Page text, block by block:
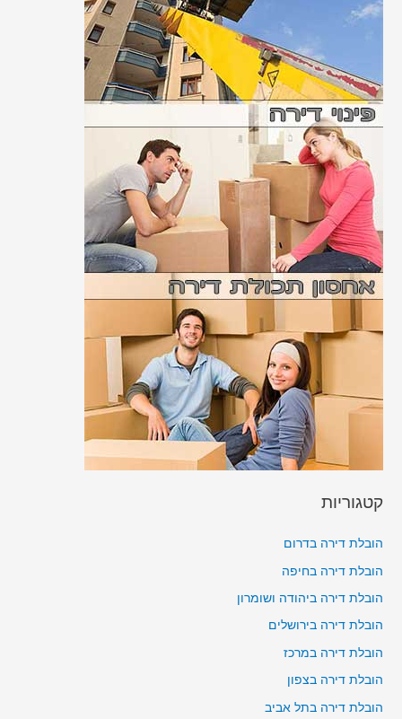
קטגוריות
הובלת דירה בדרום
הובלת דירה בחיפה
הובלת דירה ביהודה ושומרון
הובלת דירה בירושלים
הובלת דירה במרכז
הובלת דירה בצפון
הובלת דירה בתל אביב